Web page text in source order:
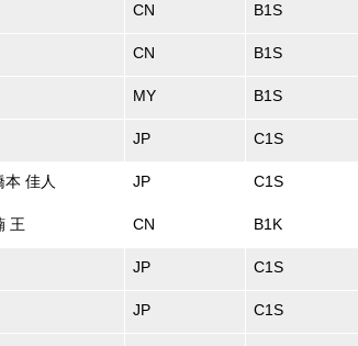
CN B1S
CN B1S
MY B1S
JP C1S
本 佳人 JP C1S
王 CN B1K
JP C1S
JP C1S